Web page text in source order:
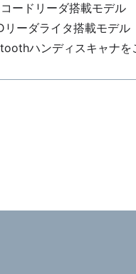
ードリーダ搭載モデル
リーダライタ搭載モデル
ハンディスキャナを